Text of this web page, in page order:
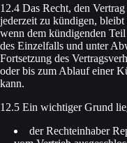
12.4 Das Recht, den
jederzeit zu kündigen,
wenn dem kündigenden
des Einzelfalls und unter
Fortsetzung des
oder bis zum Ablauf einer
kann.
12.5 Ein wichtiger Grund
der Rechteinhaber